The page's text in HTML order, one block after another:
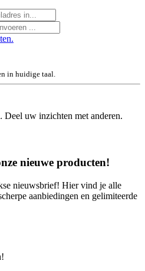
in huidige taal.
Deel uw inzichten met anderen.
nieuwe producten!
nieuwsbrief! Hier vind je alle
aanbiedingen en gelimiteerde